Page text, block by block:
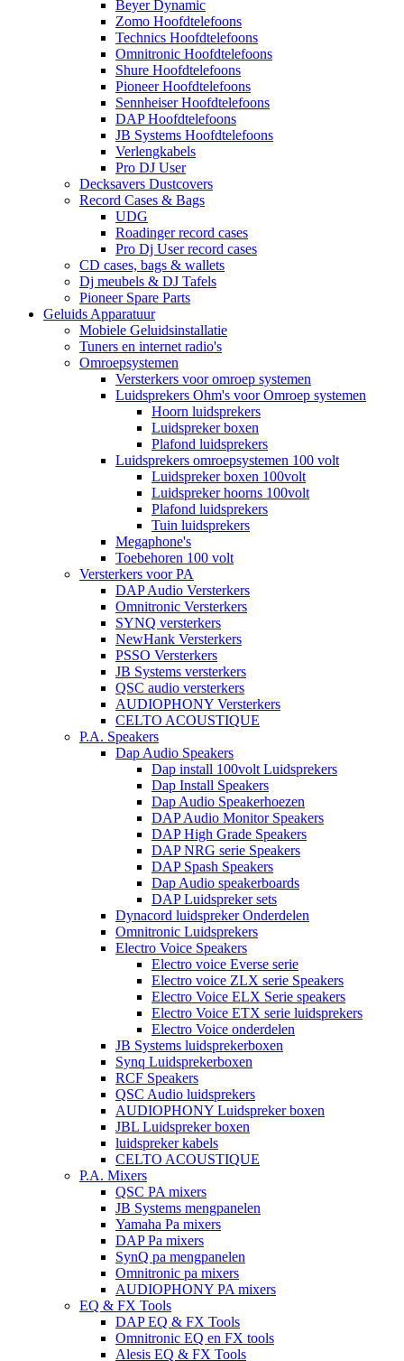
Beyer Dynamic
Zomo Hoofdtelefoons
Technics Hoofdtelefoons
Omnitronic Hoofdtelefoons
Shure Hoofdtelefoons
Pioneer Hoofdtelefoons
Sennheiser Hoofdtelefoons
DAP Hoofdtelefoons
JB Systems Hoofdtelefoons
Verlengkabels
Pro DJ User
Decksavers Dustcovers
Record Cases & Bags
UDG
Roadinger record cases
Pro Dj User record cases
CD cases, bags & wallets
Dj meubels & DJ Tafels
Pioneer Spare Parts
Geluids Apparatuur
Mobiele Geluidsinstallatie
Tuners en internet radio's
Omroepsystemen
Versterkers voor omroep systemen
Luidsprekers Ohm's voor Omroep systemen
Hoorn luidsprekers
Luidspreker boxen
Plafond luidsprekers
Luidsprekers omroepsystemen 100 volt
Luidspreker boxen 100volt
Luidspreker hoorns 100volt
Plafond luidsprekers
Tuin luidsprekers
Megaphone's
Toebehoren 100 volt
Versterkers voor PA
DAP Audio Versterkers
Omnitronic Versterkers
SYNQ versterkers
NewHank Versterkers
PSSO Versterkers
JB Systems versterkers
QSC audio versterkers
AUDIOPHONY Versterkers
CELTO ACOUSTIQUE
P.A. Speakers
Dap Audio Speakers
Dap install 100volt Luidsprekers
Dap Install Speakers
Dap Audio Speakerhoezen
DAP Audio Monitor Speakers
DAP High Grade Speakers
DAP NRG serie Speakers
DAP Spash Speakers
Dap Audio speakerboards
DAP Luidspreker sets
Dynacord luidspreker Onderdelen
Omnitronic Luidsprekers
Electro Voice Speakers
Electro voice Everse serie
Electro voice ZLX serie Speakers
Electro Voice ELX Serie speakers
Electro Voice ETX serie luidsprekers
Electro Voice onderdelen
JB Systems luidsprekerboxen
Synq Luidsprekerboxen
RCF Speakers
QSC Audio luidsprekers
AUDIOPHONY Luidspreker boxen
JBL Luidspreker boxen
luidspreker kabels
CELTO ACOUSTIQUE
P.A. Mixers
QSC PA mixers
JB Systems mengpanelen
Yamaha Pa mixers
DAP Pa mixers
SynQ pa mengpanelen
Omnitronic pa mixers
AUDIOPHONY PA mixers
EQ & FX Tools
DAP EQ & FX Tools
Omnitronic EQ en FX tools
Alesis EQ & FX Tools